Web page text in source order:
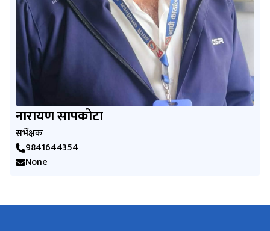
नारायण सापकोटा
सर्भेक्षक
9841644354
None